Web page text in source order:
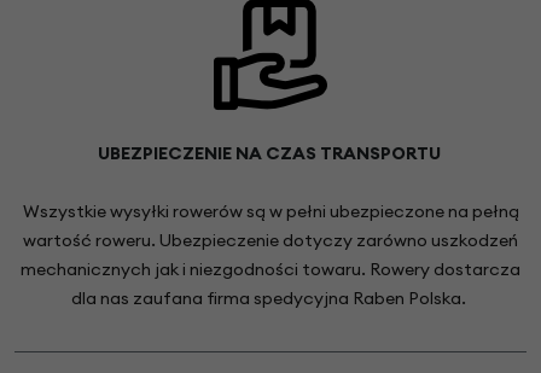
UBEZPIECZENIE NA CZAS TRANSPORTU
Wszystkie wysyłki rowerów są w pełni ubezpieczone na pełną
wartość roweru. Ubezpieczenie dotyczy zarówno uszkodzeń
mechanicznych jak i niezgodności towaru. Rowery dostarcza
dla nas zaufana firma spedycyjna Raben Polska.